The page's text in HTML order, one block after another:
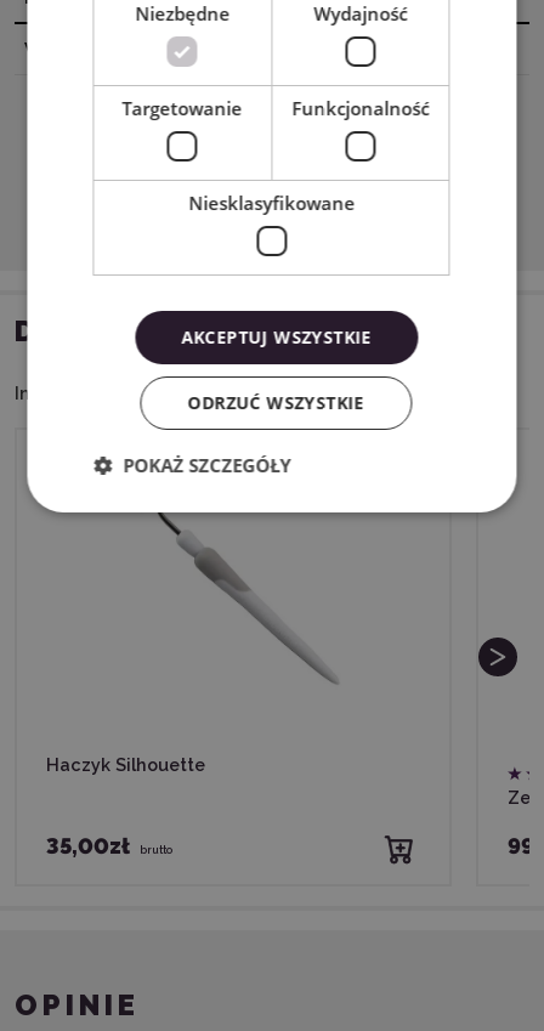
Wymiary arkusza A4 (21 x 29,7 cm)
Pobierz PDF
DODATKOWE AKCESORIA
Inni klienci kupili również:
Haczyk Silhouette
35,00zł brutto
OPINIE
Niezbędne Wydajność
Targetowanie Funkcjonalność
Niesklasyfikowane
AKCEPTUJ WSZYSTKIE
ODRZUĆ WSZYSTKIE
POKAŻ SZCZEGÓŁY